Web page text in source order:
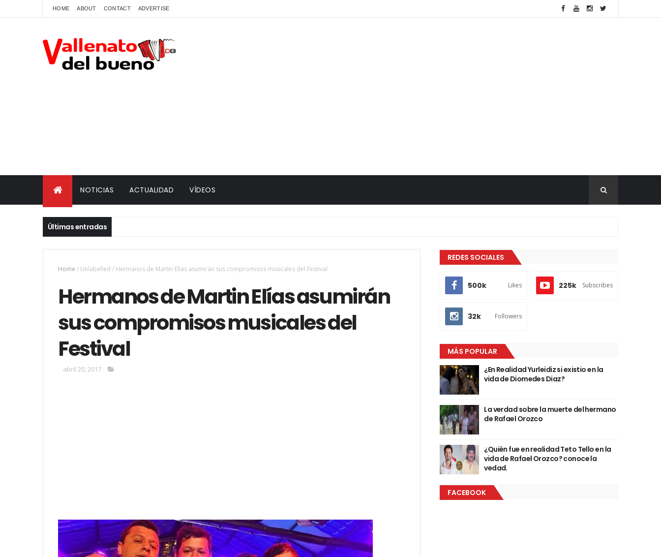
HOME ABOUT CONTACT ADVERTISE
NOTICIAS ACTUALIDAD VÍDEOS
Últimas entradas
Home / Unlabelled / Hermanos de Martin Elías asumirán sus compromisos musicales del Festival
Hermanos de Martin Elías asumirán
sus compromisos musicales del
Festival
abril 20, 2017
REDES SOCIALES
500k Likes 225k Subscribes
32k Followers
MÁS POPULAR
¿En Realidad Yurleidiz si existio en la
vida de Diomedes Diaz?
La verdad sobre la muerte del hermano
de Rafael Orozco
¿Quién fue en realidad Teto Tello en la
vida de Rafael Orozco? conoce la
vedad.
FACEBOOK